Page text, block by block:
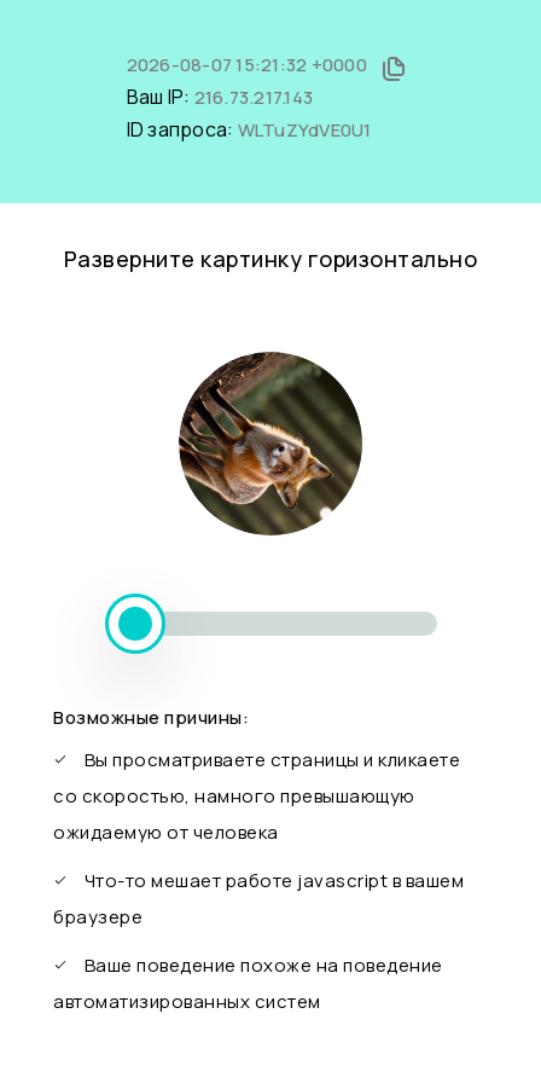
2026-08-07 15:21:32 +0000
Ваш IP: 216.73.217.143
ID запроса: WLTuZYdVE0U1
Разверните картинку горизонтально
Возможные причины:
Вы просматриваете страницы и кликаете
со скоростью, намного превышающую
ожидаемую от человека
Что-то мешает работе javascript в вашем
браузере
Ваше поведение похоже на поведение
автоматизированных систем